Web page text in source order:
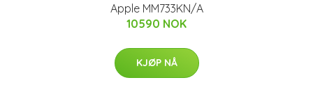
Apple MM733KN/A
10590 NOK
KJØP NÅ